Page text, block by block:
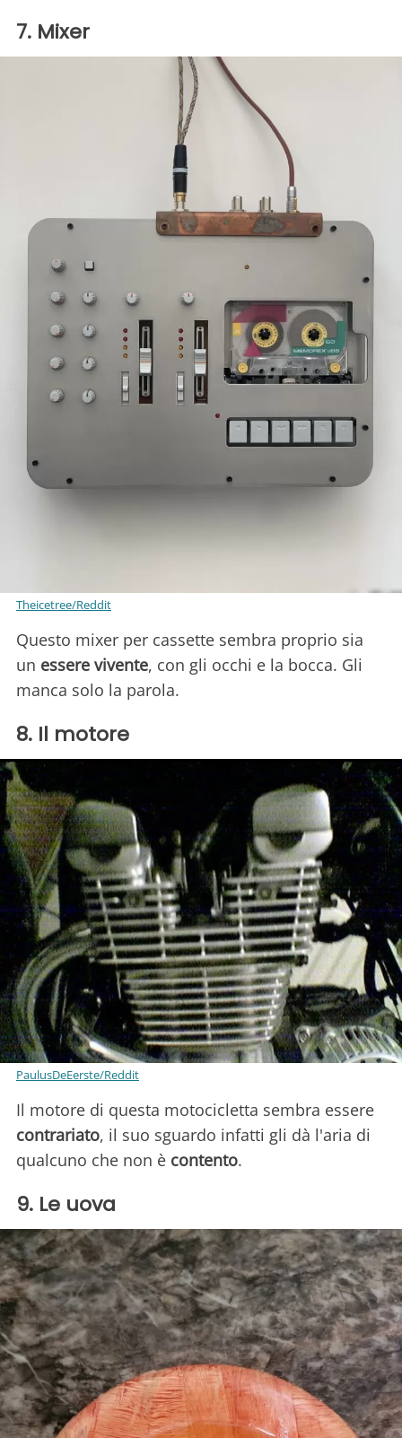
7. Mixer
Theicetree/Reddit
Questo mixer per cassette sembra proprio sia
un essere vivente, con gli occhi e la bocca. Gli
manca solo la parola.
8. Il motore
PaulusDeEerste/Reddit
Il motore di questa motocicletta sembra essere
contrariato, il suo sguardo infatti gli dà l'aria di
qualcuno che non è contento.
9. Le uova